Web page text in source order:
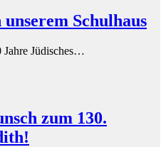
Schulhaus
Jahre Jüdisches…
zum 130.